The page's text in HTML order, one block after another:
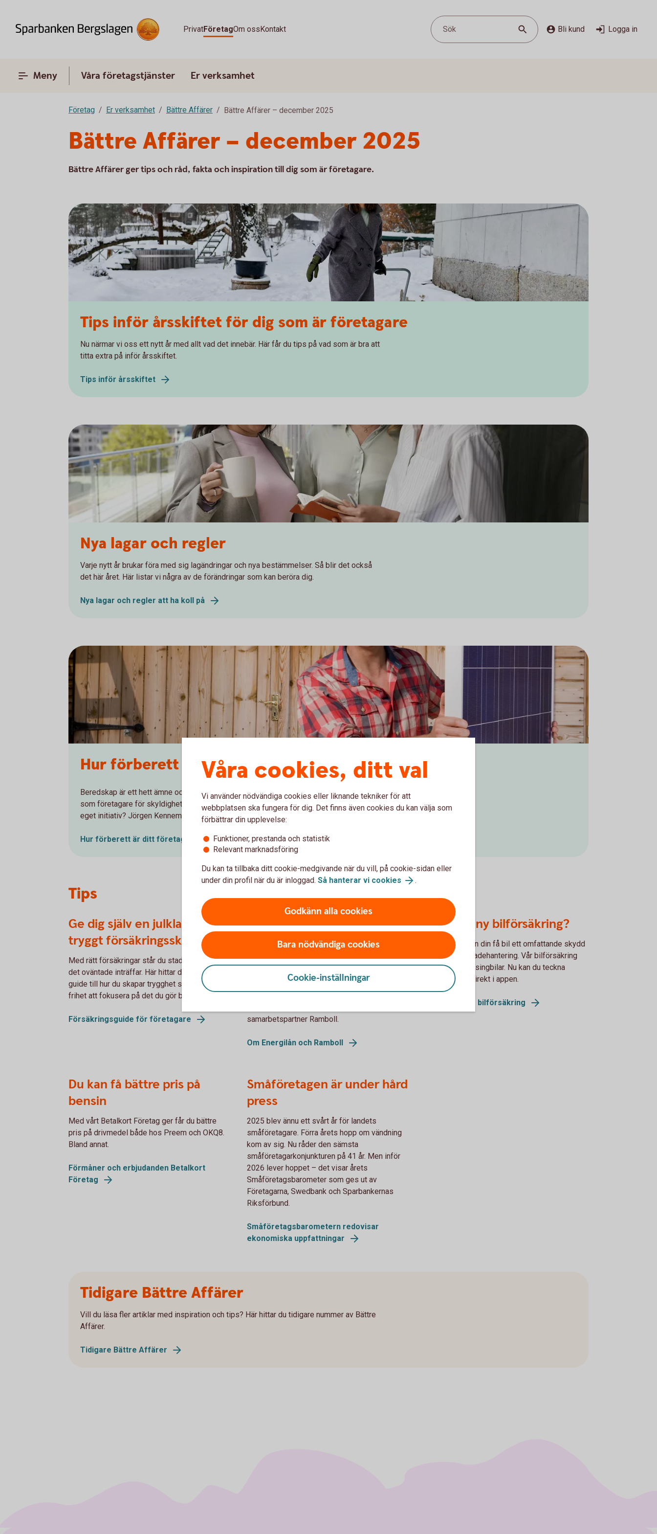
PrivatFöretagOm ossKontakt Sök Bli kund Logga in
Meny Våra företagstjänster Er verksamhet
Företag Er verksamhet Bättre Affärer Bättre Affärer – december 2025
Bättre Affärer – december 2025
Bättre Affärer ger tips och råd, fakta och inspiration till dig som är företagare.
Tips inför årsskiftet för dig som är företagare
Nu närmar vi oss ett nytt år med allt vad det innebär. Här får du tips på vad som är bra att
titta extra på inför årsskiftet.
Tips inför årsskiftet
Nya lagar och regler
Varje nytt år brukar föra med sig lagändringar och nya bestämmelser. Så blir det också
det här året. Här listar vi några av de förändringar som kan beröra dig.
Nya lagar och regler att ha koll på
Hur förberett är ditt företag för kris och krig?
Beredskap är ett hett ämne och engagemanget är stort på många håll. Men vad har du
som företagare för skyldigheter när det kommer till beredskap och vad bör du göra på
eget initiativ? Jörgen Kennemar, företagarekonom på Swedbank vägleder i frågan.
Hur förberett är ditt företag för kris och krig?
Tips
Ge dig själv en julklapp – ett
tryggt försäkringsskydd
Med rätt försäkringar står du stadigt även när
det oväntade inträffar. Här hittar du en enkel
guide till hur du skapar trygghet som ger dig
frihet att fokusera på det du gör bäst.
Försäkringsguide för företagare
Energilån till företagets
fastigheter
När du ska klimatanpassa företagets lokaler, till
exempel med nya fönster, fjärrvärme,
laddstolpar eller solpaneler kan du få ett
samarbetspartner Ramboll.
Om Energilån och Ramboll
Dags för ny bilförsäkring?
Genom oss kan din få bil ett omfattande skydd
och smidig skadehantering. Vår bilförsäkring
gäller även leasingbilar. Nu kan du teckna
försäkringen direkt i appen.
Så funkar vår bilförsäkring
Du kan få bättre pris på
bensin
Med vårt Betalkort Företag ger får du bättre
pris på drivmedel både hos Preem och OKQ8.
Bland annat.
Förmåner och erbjudanden Betalkort
Företag
Småföretagen är under hård
press
2025 blev ännu ett svårt år för landets
småföretagare. Förra årets hopp om vändning
kom av sig. Nu råder den sämsta
småföretagarkonjunkturen på 41 år. Men inför
2026 lever hoppet – det visar årets
Småföretagsbarometer som ges ut av
Företagarna, Swedbank och Sparbankernas
Riksförbund.
Småföretagsbarometern redovisar
ekonomiska uppfattningar
Tidigare Bättre Affärer
Vill du läsa fler artiklar med inspiration och tips? Här hittar du tidigare nummer av Bättre
Affärer.
Tidigare Bättre Affärer
Våra cookies, ditt val
Vi använder nödvändiga cookies eller liknande tekniker för att
webbplatsen ska fungera för dig. Det finns även cookies du kan välja som
förbättrar din upplevelse:
Funktioner, prestanda och statistik
Relevant marknadsföring
Du kan ta tillbaka ditt cookie-medgivande när du vill, på cookie-sidan eller
under din profil när du är inloggad. Så hanterar vi cookies .
Godkänn alla cookies
Bara nödvändiga cookies
Cookie-inställningar